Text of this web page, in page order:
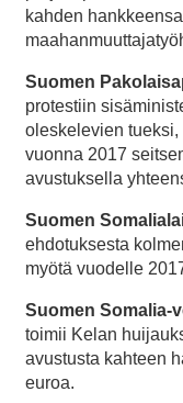
kahden
Suomen
protestiin
oleskelevien
vuonna 2017
avustuksella
Suomen
ehdotuksesta
myötä vuodelle
Suomen Somalia-
toimii Kelan
avustusta kahteen
euroa.